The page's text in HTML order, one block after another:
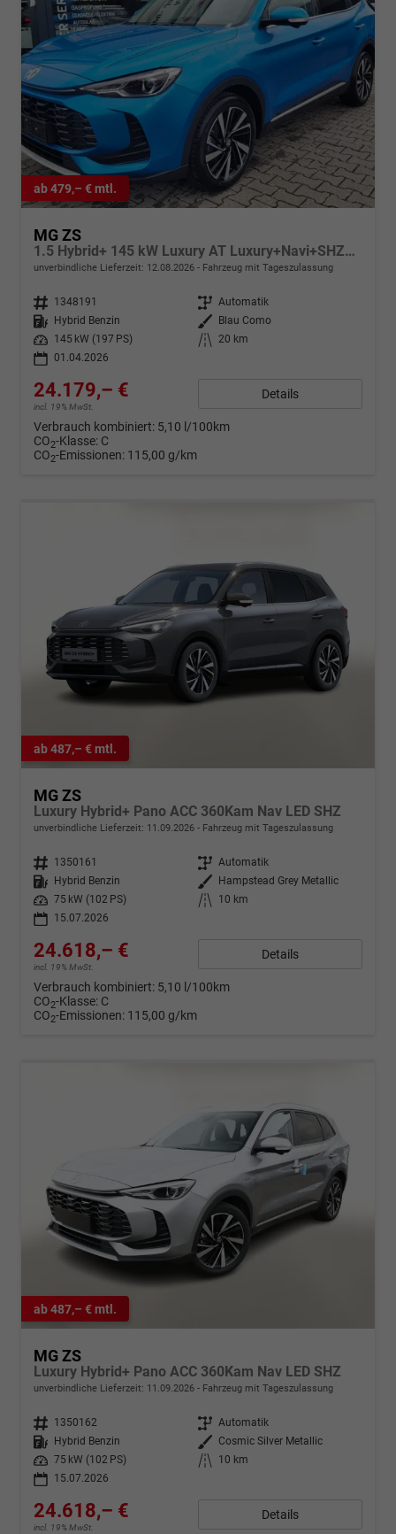
ab 479,– € mtl.
MG ZS
1.5 Hybrid+ 145 kW Luxury AT Luxury+Navi+SHZ+Kamera+ACA+18
unverbindliche Lieferzeit: 12.08.2026 Fahrzeug mit Tageszulassung
Fahrzeugnr. 1348191 Getriebe Automatik
Kraftstoff
Hybrid Benzin Außenfarbe
Blau Como
Leistung
145 kW (197 PS) Kilometerstand
20 km
01.04.2026
24.179,– €
incl. 19% MwSt.
Details
Verbrauch kombiniert: 5,10 l/100km
CO2-Klasse: C
CO2-Emissionen: 115,00 g/km
ab 487,– € mtl.
MG ZS
Luxury Hybrid+ Pano ACC 360Kam Nav LED SHZ
unverbindliche Lieferzeit: 11.09.2026 Fahrzeug mit Tageszulassung
Fahrzeugnr. 1350161 Getriebe Automatik
Kraftstoff
Hybrid Benzin Außenfarbe
Hampstead Grey Metallic
Leistung
75 kW (102 PS) Kilometerstand
10 km
15.07.2026
24.618,– €
incl. 19% MwSt.
Details
Verbrauch kombiniert: 5,10 l/100km
CO2-Klasse: C
CO2-Emissionen: 115,00 g/km
ab 487,– € mtl.
MG ZS
Luxury Hybrid+ Pano ACC 360Kam Nav LED SHZ
unverbindliche Lieferzeit: 11.09.2026 Fahrzeug mit Tageszulassung
Fahrzeugnr. 1350162 Getriebe Automatik
Kraftstoff
Hybrid Benzin Außenfarbe Cosmic Silver Metallic
Leistung
75 kW (102 PS) Kilometerstand
10 km
15.07.2026
24.618,– €
incl. 19% MwSt.
Details